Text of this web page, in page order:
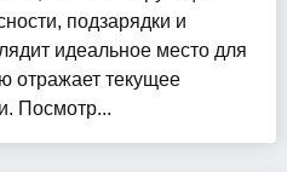
подзарядки и
идеальное место для
отражает текущее
Посмотр...